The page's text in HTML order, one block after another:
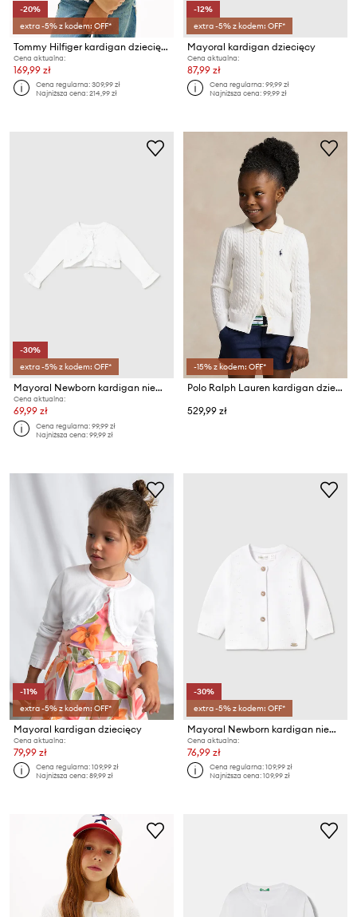
-20%
extra -5% z kodem: OFF*
Tommy Hilfiger kardigan dziecięcy bawełniany
Cena aktualna:
169,99 zł
Cena regularna:309,99 zł
Najniższa cena:214,99 zł
-12%
extra -5% z kodem: OFF*
Mayoral kardigan dziecięcy
Cena aktualna:
87,99 zł
Cena regularna:99,99 zł
Najniższa cena:99,99 zł
-30%
extra -5% z kodem: OFF*
Mayoral Newborn kardigan niemowlęcy z wiskozą
Cena aktualna:
69,99 zł
Cena regularna:99,99 zł
Najniższa cena:99,99 zł
-15% z kodem: OFF*
Polo Ralph Lauren kardigan dziecięcy
529,99 zł
-11%
extra -5% z kodem: OFF*
Mayoral kardigan dziecięcy
Cena aktualna:
79,99 zł
Cena regularna:109,99 zł
Najniższa cena:89,99 zł
-30%
extra -5% z kodem: OFF*
Mayoral Newborn kardigan niemowlęcy
Cena aktualna:
76,99 zł
Cena regularna:109,99 zł
Najniższa cena:109,99 zł